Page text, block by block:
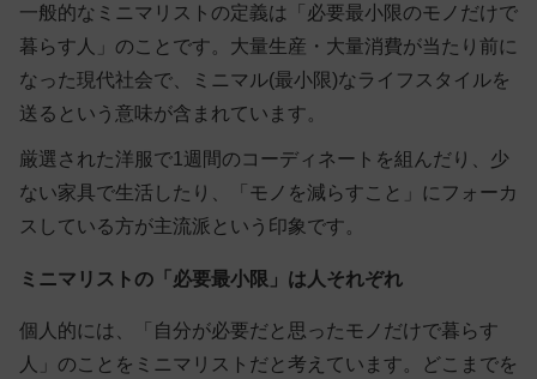
一般的なミニマリストの定義は「必要最小限のモノだけで
暮らす人」のことです。大量生産・大量消費が当たり前に
なった現代社会で、ミニマル(最小限)なライフスタイルを
送るという意味が含まれています。
厳選された洋服で1週間のコーディネートを組んだり、少
ない家具で生活したり、「モノを減らすこと」にフォーカ
スしている方が主流派という印象です。
ミニマリストの「必要最小限」は人それぞれ
個人的には、「自分が必要だと思ったモノだけで暮らす
人」のことをミニマリストだと考えています。どこまでを